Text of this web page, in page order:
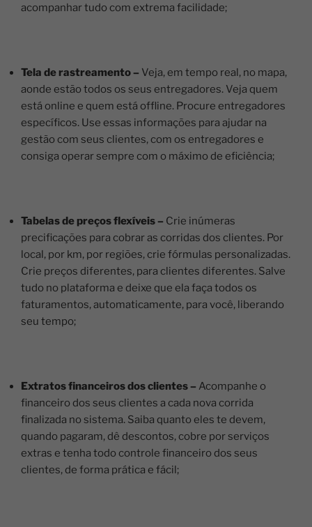
acompanhar tudo com extrema facilidade;
Tela de rastreamento – Veja, em tempo real, no mapa,
aonde estão todos os seus entregadores. Veja quem
está online e quem está offline. Procure entregadores
específicos. Use essas informações para ajudar na
gestão com seus clientes, com os entregadores e
consiga operar sempre com o máximo de eficiência;
Tabelas de preços flexíveis – Crie inúmeras
precificações para cobrar as corridas dos clientes. Por
local, por km, por regiões, crie fórmulas personalizadas.
Crie preços diferentes, para clientes diferentes. Salve
tudo no plataforma e deixe que ela faça todos os
faturamentos, automaticamente, para você, liberando
seu tempo;
Extratos financeiros dos clientes – Acompanhe o
financeiro dos seus clientes a cada nova corrida
finalizada no sistema. Saiba quanto eles te devem,
quando pagaram, dê descontos, cobre por serviços
extras e tenha todo controle financeiro dos seus
clientes, de forma prática e fácil;